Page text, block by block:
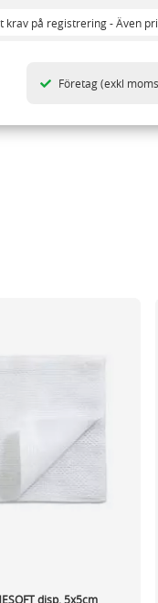
krav på registrering - Även
Företag(exkl
disp. 5x5cm